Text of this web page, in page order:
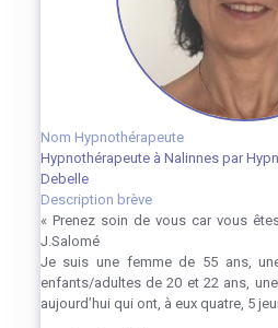
Nom Hypnothérapeute
Hypnothérapeute à Nalinnes par
Debelle
Description brève
« Prenez soin de vous car vous
J.Salomé
Je suis une femme de 55 ans,
enfants/adultes de 20 et 22 ans,
aujourd’hui qui ont, à eux quatre, 5